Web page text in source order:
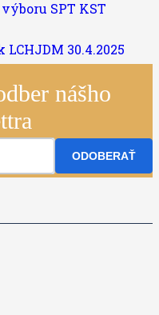
SPT KST
30.4.2025
nášho
ODOBERAŤ